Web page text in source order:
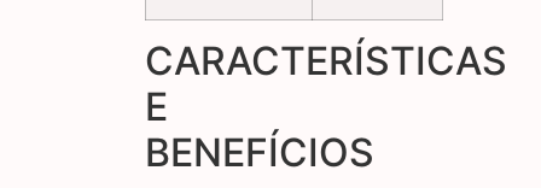
CARACTERÍSTICAS
E
BENEFÍCIOS